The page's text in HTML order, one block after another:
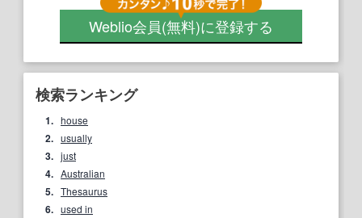
Weblio会員(無料)に登録する
検索ランキング
1. house
2. usually
3. just
4. Australian
5. Thesaurus
6. used in